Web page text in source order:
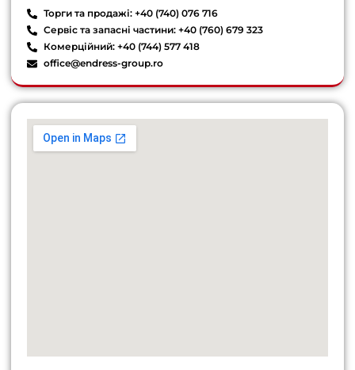
Торги та продажі: +40 (740) 076 716
Сервіс та запасні частини: +40 (760) 679 323
Комерційний: +40 (744) 577 418
office@endress-group.ro